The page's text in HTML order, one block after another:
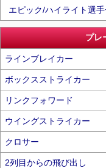
エピック/ハイライト選
プレ
ラインブレイカー
ボックスストライカー
リンクフォワード
ウイングストライカー
クロサー
2列目からの飛び出し